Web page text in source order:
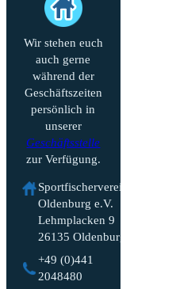
Wir stehen euch
auch gerne
während der
Geschäftszeiten
persönlich in
unserer
Geschäftsstelle
zur Verfügung.
Sportfischerverein
Oldenburg e.V.
Lehmplacken 9
26135 Oldenburg
+49 (0)441
2048480